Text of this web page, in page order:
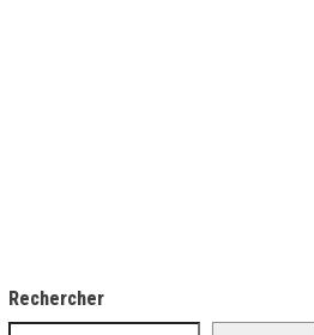
Rechercher